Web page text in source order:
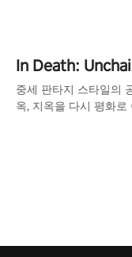
In Death:
중세 판타지 스타일의
옥, 지옥을 다시 평화